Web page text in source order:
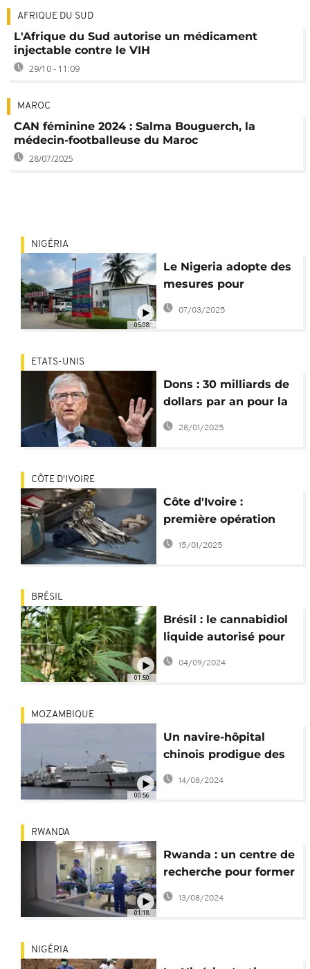
AFRIQUE DU SUD
L'Afrique du Sud autorise un médicament
injectable contre le VIH
29/10 - 11:09
MAROC
CAN féminine 2024 : Salma Bouguerch, la
médecin-footballeuse du Maroc
28/07/2025
05:08
NIGÉRIA
Le Nigeria adopte des
mesures pour
encadrer la
transplantation
07/03/2025
ETATS-UNIS
Dons : 30 milliards de
dollars par an pour la
recherche médicale
28/01/2025
CÔTE D'IVOIRE
Côte d'Ivoire :
première opération
réussie de séparation
de siamoises
15/01/2025
01:50
BRÉSIL
Brésil : le cannabidiol
liquide autorisé pour
les épileptiques
04/09/2024
00:56
MOZAMBIQUE
Un navire-hôpital
chinois prodigue des
soins aux
Mozambicains
14/08/2024
01:18
RWANDA
Rwanda : un centre de
recherche pour former
à la chirurgie mini-
13/08/2024
NIGÉRIA